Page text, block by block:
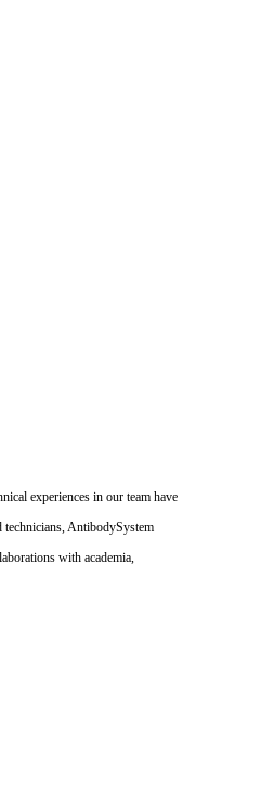
experiences in our team have
AntibodySystem
with academia,